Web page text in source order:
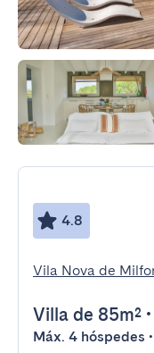
4.8
Vila Nova de
Villa de 85m² •
Máx. 4 hóspedes